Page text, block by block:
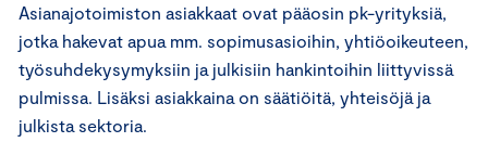
Asianajotoimiston asiakkaat ovat pääosin pk-yrityksiä,
jotka hakevat apua mm. sopimusasioihin, yhtiöoikeuteen,
työsuhdekysymyksiin ja julkisiin hankintoihin liittyvissä
pulmissa. Lisäksi asiakkaina on säätiöitä, yhteisöjä ja
julkista sektoria.